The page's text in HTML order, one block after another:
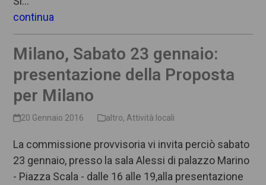
continua
Milano, Sabato 23 gennaio:
presentazione della Proposta
per Milano
20 Gennaio 2016 altro, Attività locali
La commissione provvisoria vi invita perciò sabato
23 gennaio, presso la sala Alessi di palazzo Marino
- Piazza Scala - dalle 16 alle 19,alla presentazione